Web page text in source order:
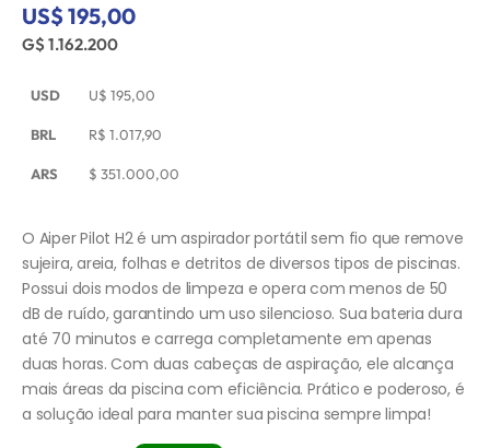
US$ 195,00
G$ 1.162.200
USD U$ 195,00
BRL R$ 1.017,90
ARS $ 351.000,00
O Aiper Pilot H2 é um aspirador portátil sem fio que remove
sujeira, areia, folhas e detritos de diversos tipos de piscinas.
Possui dois modos de limpeza e opera com menos de 50
dB de ruído, garantindo um uso silencioso. Sua bateria dura
até 70 minutos e carrega completamente em apenas
duas horas. Com duas cabeças de aspiração, ele alcança
mais áreas da piscina com eficiência. Prático e poderoso, é
a solução ideal para manter sua piscina sempre limpa!